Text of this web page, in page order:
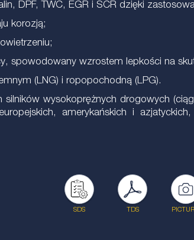
DPF, TWC, EGR i SCR dzięki
korozją;
spowodowany wzrostem lepkości na
(LNG) i ropopochodną (LPG).
wysokoprężnych drogowych
amerykańskich i
SDS TDS